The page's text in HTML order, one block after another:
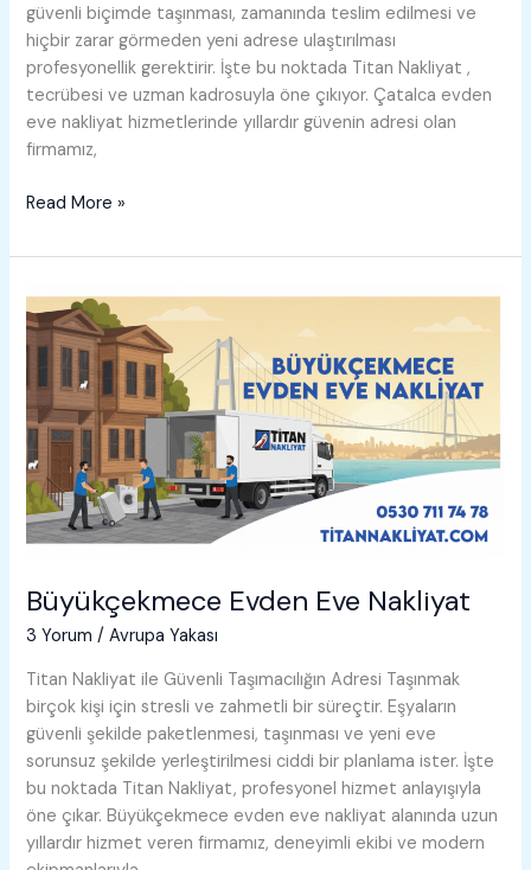
güvenli biçimde taşınması, zamanında teslim edilmesi ve
hiçbir zarar görmeden yeni adrese ulaştırılması
profesyonellik gerektirir. İşte bu noktada Titan Nakliyat ,
tecrübesi ve uzman kadrosuyla öne çıkıyor. Çatalca evden
eve nakliyat hizmetlerinde yıllardır güvenin adresi olan
firmamız,
Çatalca
Eve
Read More »
Büyükçekmece Evden Eve Nakliyat
3 Yorum /Avrupa Yakası
Titan Nakliyat ile Güvenli Taşımacılığın Adresi Taşınmak
birçok kişi için stresli ve zahmetli bir süreçtir. Eşyaların
güvenli şekilde paketlenmesi, taşınması ve yeni eve
sorunsuz şekilde yerleştirilmesi ciddi bir planlama ister. İşte
bu noktada Titan Nakliyat, profesyonel hizmet anlayışıyla
öne çıkar. Büyükçekmece evden eve nakliyat alanında uzun
yıllardır hizmet veren firmamız, deneyimli ekibi ve modern